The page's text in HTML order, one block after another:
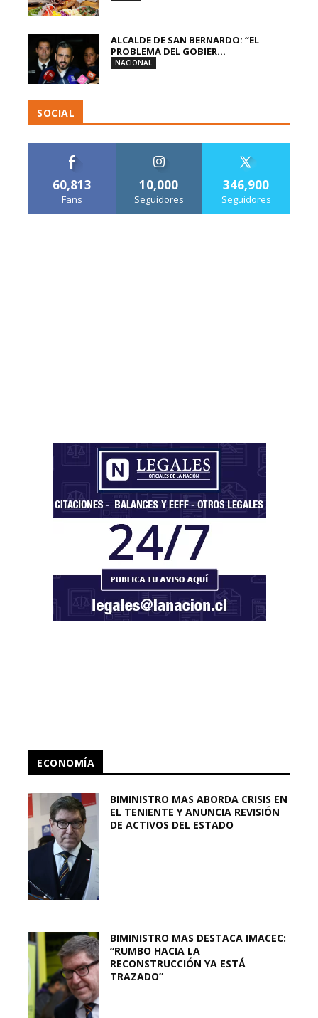
ALCALDE DE SAN BERNARDO: “EL
PROBLEMA DEL GOBIER...
NACIONAL
SOCIAL
60,813
Fans
10,000
Seguidores
346,900
Seguidores
ECONOMÍA
BIMINISTRO MAS ABORDA CRISIS EN
EL TENIENTE Y ANUNCIA REVISIÓN
DE ACTIVOS DEL ESTADO
BIMINISTRO MAS DESTACA IMACEC:
“RUMBO HACIA LA
RECONSTRUCCIÓN YA ESTÁ
TRAZADO”